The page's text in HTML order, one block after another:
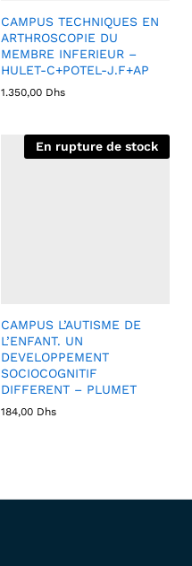
CAMPUS TECHNIQUES EN
ARTHROSCOPIE DU
MEMBRE INFERIEUR –
HULET-C+POTEL-J.F+AP
1.350,00 Dhs
En rupture de stock
CAMPUS L’AUTISME DE
L’ENFANT. UN
DEVELOPPEMENT
SOCIOCOGNITIF
DIFFERENT – PLUMET
184,00 Dhs